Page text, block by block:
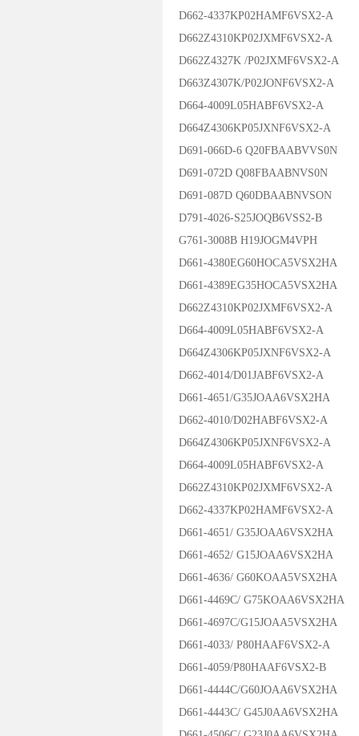
D662-4337KP02HAMF6VSX2-A
D662Z4310KP02JXMF6VSX2-A
D662Z4327K /P02JXMF6VSX2-A
D663Z4307K/P02JONF6VSX2-A
D664-4009L05HABF6VSX2-A
D664Z4306KP05JXNF6VSX2-A
D691-066D-6 Q20FBAABVVS0N
D691-072D Q08FBAABNVS0N
D691-087D Q60DBAABNVSON
D791-4026-S25JOQB6VSS2-B
G761-3008B H19JOGM4VPH
D661-4380EG60HOCA5VSX2HA
D661-4389EG35HOCA5VSX2HA
D662Z4310KP02JXMF6VSX2-A
D664-4009L05HABF6VSX2-A
D664Z4306KP05JXNF6VSX2-A
D662-4014/D01JABF6VSX2-A
D661-4651/G35JOAA6VSX2HA
D662-4010/D02HABF6VSX2-A
D664Z4306KP05JXNF6VSX2-A
D664-4009L05HABF6VSX2-A
D662Z4310KP02JXMF6VSX2-A
D662-4337KP02HAMF6VSX2-A
D661-4651/ G35JOAA6VSX2HA
D661-4652/ G15JOAA6VSX2HA
D661-4636/ G60KOAA5VSX2HA
D661-4469C/ G75KOAA6VSX2HA
D661-4697C/G15JOAA5VSX2HA
D661-4033/ P80HAAF6VSX2-A
D661-4059/P80HAAF6VSX2-B
D661-4444C/G60JOAA6VSX2HA
D661-4443C/ G45J0AA6VSX2HA